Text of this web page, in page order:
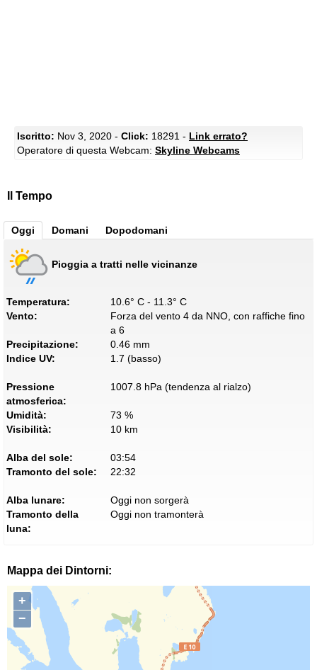
Iscritto: Nov 3, 2020 - Click: 18291 - Link errato?
Operatore di questa Webcam: Skyline Webcams
Il Tempo
Oggi Domani Dopodomani
Pioggia a tratti nelle vicinanze
Temperatura:
10.6° C - 11.3° C
Vento:
Forza del vento 4 da NNO, con raffiche fino
a 6
Precipitazione:
0.46 mm
Indice UV:
1.7 (basso)
Pressione
atmosferica:
1007.8 hPa (tendenza al rialzo)
Umidità:
73 %
Visibilità:
10 km
Alba del sole:
03:54
Tramonto del sole:
22:32
Alba lunare:
Oggi non sorgerà
Tramonto della
luna:
Oggi non tramonterà
Mappa dei Dintorni:
+
−